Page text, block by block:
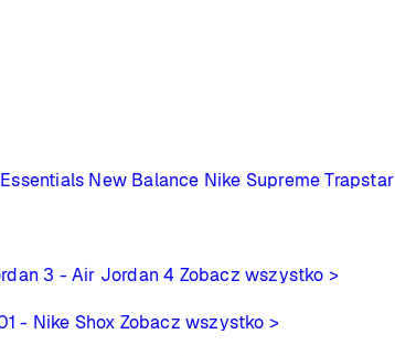
New Balance Nike Supreme Trapstar
3 - Air Jordan 4 Zobacz wszystko >
- Nike Shox Zobacz wszystko >